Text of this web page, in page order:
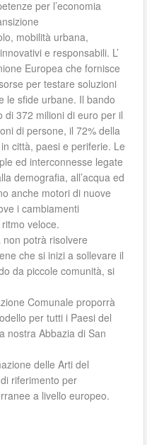
per l’economia
mobilità urbana,
e responsabili. L’
Europea che fornisce
per testare soluzioni
le sfide urbane. Il bando
di 372 milioni di euro per il
di persone, il 72% della
città, paesi e periferie. Le
ed interconnesse legate
demografia, all’acqua ed
anche motori di nuove
i cambiamenti
veloce.
potrà risolvere
che si inizi a sollevare il
da piccole comunità, si
Comunale proporrà
per tutti i Paesi del
nostra Abbazia di San
delle Arti del
riferimento per
a livello europeo.